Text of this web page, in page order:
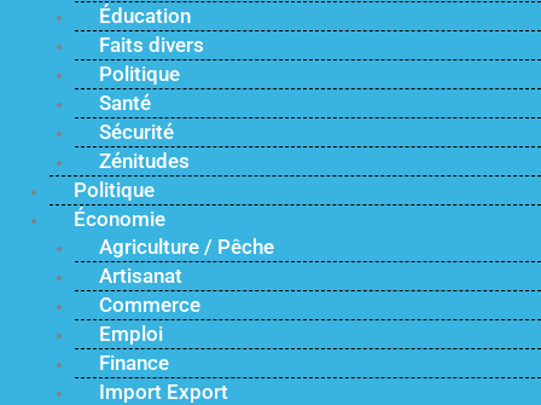
Éducation
Faits divers
Politique
Santé
Sécurité
Zénitudes
Politique
Économie
Agriculture / Pêche
Artisanat
Commerce
Emploi
Finance
Import Export